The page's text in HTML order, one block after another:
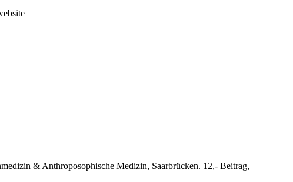
& Anthroposophische Medizin, Saarbrücken. 12,- Beitrag,